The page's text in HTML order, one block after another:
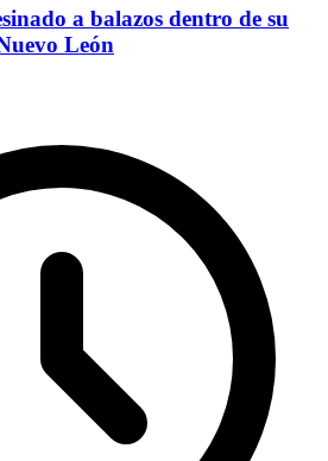
a balazos dentro de su
León